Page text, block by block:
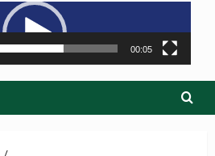
Reproductor
de
vídeo
00:05